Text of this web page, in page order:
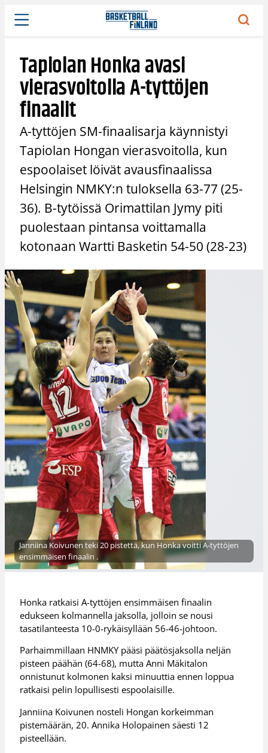
Siirry
sisältöön
Tapiolan Honka avasi
vierasvoitolla A-tyttöjen
finaalit
A-tyttöjen SM-finaalisarja käynnistyi
Tapiolan Hongan vierasvoitolla, kun
espoolaiset löivät avausfinaalissa
Helsingin NMKY:n tuloksella 63-77 (25-
36). B-tytöissä Orimattilan Jymy piti
puolestaan pintansa voittamalla
kotonaan Wartti Basketin 54-50 (28-23)
Janniina Koivunen teki 20 pistettä, kun Honka voitti A-tyttöjen
ensimmäisen finaalin .
Honka ratkaisi A-tyttöjen ensimmäisen finaalin
edukseen kolmannella jaksolla, jolloin se nousi
tasatilanteesta 10-0-rykäisyllään 56-46-johtoon.
Parhaimmillaan HNMKY pääsi päätösjaksolla neljän
pisteen päähän (64-68), mutta Anni Mäkitalon
onnistunut kolmonen kaksi minuuttia ennen loppua
ratkaisi pelin lopullisesti espoolaisille.
Janniina Koivunen nosteli Hongan korkeimman
pistemäärän, 20. Annika Holopainen säesti 12
pisteellään.